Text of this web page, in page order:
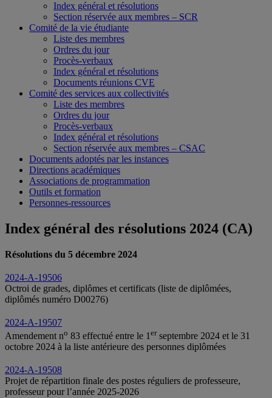
Index général et résolutions
Section réservée aux membres – SCR
Comité de la vie étudiante
Liste des membres
Ordres du jour
Procès-verbaux
Index général et résolutions
Documents réunions CVE
Comité des services aux collectivités
Liste des membres
Ordres du jour
Procès-verbaux
Index général et résolutions
Section réservée aux membres – CSAC
Documents adoptés par les instances
Directions académiques
Associations de programmation
Outils et formation
Personnes-ressources
Index général des résolutions 2024 (CA)
Résolutions du 5 décembre 2024
2024-A-19506
Octroi de grades, diplômes et certificats (liste de diplômées,
diplômés numéro D00276)
2024-A-19507
Amendement no 83 effectué entre le 1 erseptembre 2024 et le 31
octobre 2024 à la liste antérieure des personnes diplômées
2024-A-19508
Projet de répartition finale des postes réguliers de professeure,
professeur pour l’année 2025-2026